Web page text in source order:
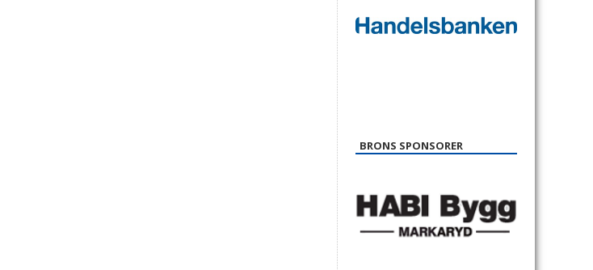
BRONS SPONSORER